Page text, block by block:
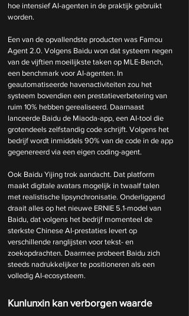
hoe intensief AI-agenten in de praktijk gebruikt
worden.
Een van de opvallendste producten was Famou
Agent 2.0. Volgens Baidu won dat systeem negen
van de vijftien moeilijkste taken op MLE-Bench,
een benchmark voor AI-agenten. In
geautomatiseerde havenactiviteiten zou het
systeem bovendien een prestatieverbetering van
ruim 10% hebben gerealiseerd. Daarnaast
lanceerde Baidu de Miaoda-app, een AI-tool die
grotendeels zelfstandig code schrijft. Volgens het
bedrijf wordt inmiddels 90% van de code in de app
gegenereerd via een eigen coding-agent.
Ook Baidu Yijing trok aandacht. Dat platform
maakt digitale avatars mogelijk in twaalf talen
met realistische lipsynchronisatie. Onderliggend
draait alles op het nieuwe ERNIE 5.1-model van
Baidu, dat volgens het bedrijf momenteel de
sterkste Chinese AI-prestaties levert op
verschillende ranglijsten voor tekst- en
zoekopdrachten. Daarmee probeert Baidu zich
steeds nadrukkelijker te positioneren als een
volledig AI-ecosysteem.
Kunlunxin kan verborgen waarde